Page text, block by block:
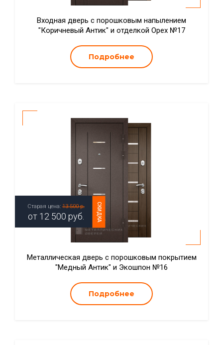
Входная дверь с порошковым напылением
"Коричневый Антик" и отделкой Орех №17
Подробнее
СКИДКА
Старая цена: 13 500 р.
от 12 500 руб.
Металлическая дверь с порошковым покрытием
"Медный Антик" и Экошпон №16
Подробнее